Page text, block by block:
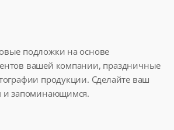
подложки на основе
вашей компании, праздничные
продукции. Сделайте ваш
и запоминающимся.